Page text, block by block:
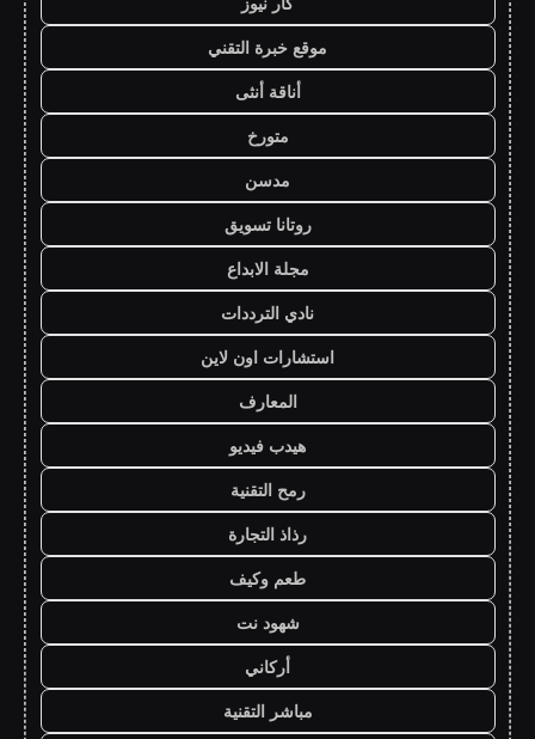
موقع خبرة التقني
أناقة أنثى
متورخ
مدسن
روتانا تسويق
مجلة الابداع
نادي الترددات
استشارات اون لاين
المعارف
هيدب فيديو
رمح التقنية
رذاذ التجارة
طعم وكيف
شهود نت
أركاني
مباشر التقنية